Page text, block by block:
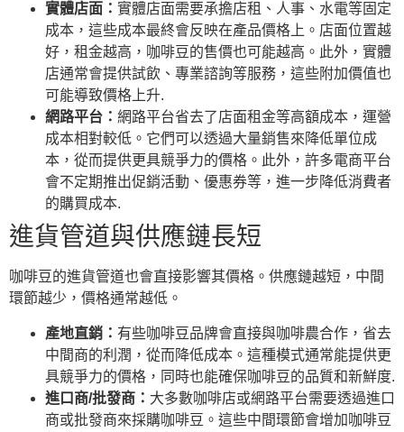
實體店面： 實體店面需要承擔店租、人事、水電等固定
成本，這些成本最終會反映在產品價格上。店面位置越
好，租金越高，咖啡豆的售價也可能越高。此外，實體
店通常會提供試飲、專業諮詢等服務，這些附加價值也
可能導致價格上升.
網路平台： 網路平台省去了店面租金等高額成本，運營
成本相對較低。它們可以透過大量銷售來降低單位成
本，從而提供更具競爭力的價格。此外，許多電商平台
會不定期推出促銷活動、優惠券等，進一步降低消費者
的購買成本.
進貨管道與供應鏈長短
咖啡豆的進貨管道也會直接影響其價格。供應鏈越短，中間
環節越少，價格通常越低。
產地直銷： 有些咖啡豆品牌會直接與咖啡農合作，省去
中間商的利潤，從而降低成本。這種模式通常能提供更
具競爭力的價格，同時也能確保咖啡豆的品質和新鮮度.
進口商/批發商： 大多數咖啡店或網路平台需要透過進口
商或批發商來採購咖啡豆。這些中間環節會增加咖啡豆